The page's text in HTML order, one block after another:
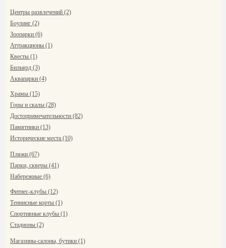
Центры развлечений (2)
Боулинг (2)
Зоопарки (6)
Аттракционы (1)
Квесты (1)
Бильярд (3)
Аквапарки (4)
Храмы (15)
Горы и скалы (28)
Достопримечательности (82)
Памятники (13)
Исторические места (10)
Пляжи (67)
Парки, скверы (41)
Набережные (6)
Фитнес-клубы (12)
Теннисные корты (1)
Спортивные клубы (1)
Стадионы (2)
Магазины-салоны, бутики (1)